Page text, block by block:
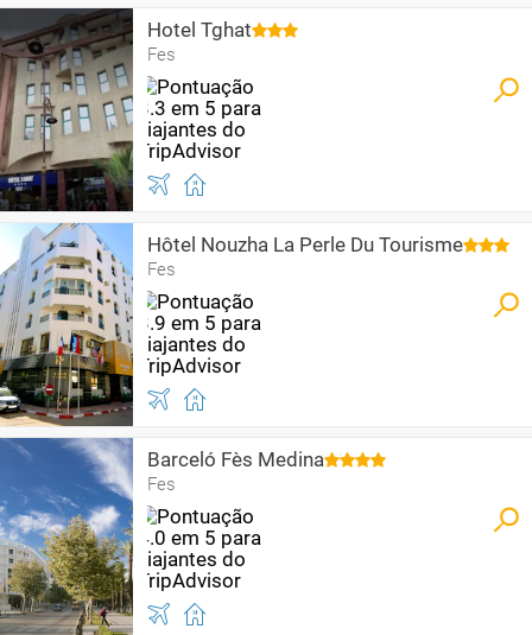
Hotel Tghat
Fes
Hôtel Nouzha La Perle Du Tourisme
Fes
Barceló Fès Medina
Fes